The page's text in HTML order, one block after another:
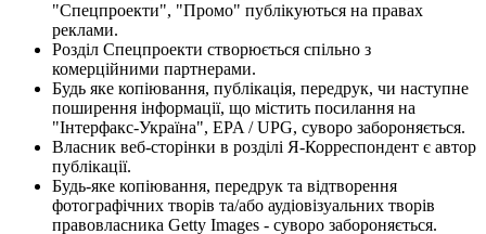
"Спецпроекти", "Промо" публікуються на правах
реклами.
Розділ Спецпроекти створюється спільно з
комерційними партнерами.
Будь яке копіювання, публікація, передрук, чи наступне
поширення інформації, що містить посилання на
"Інтерфакс-Україна", EPA / UPG, суворо забороняється.
Власник веб-сторінки в розділі Я-Корреспондент є автор
публікації.
Будь-яке копіювання, передрук та відтворення
фотографічних творів та/або аудіовізуальних творів
правовласника Getty Images - суворо забороняється.